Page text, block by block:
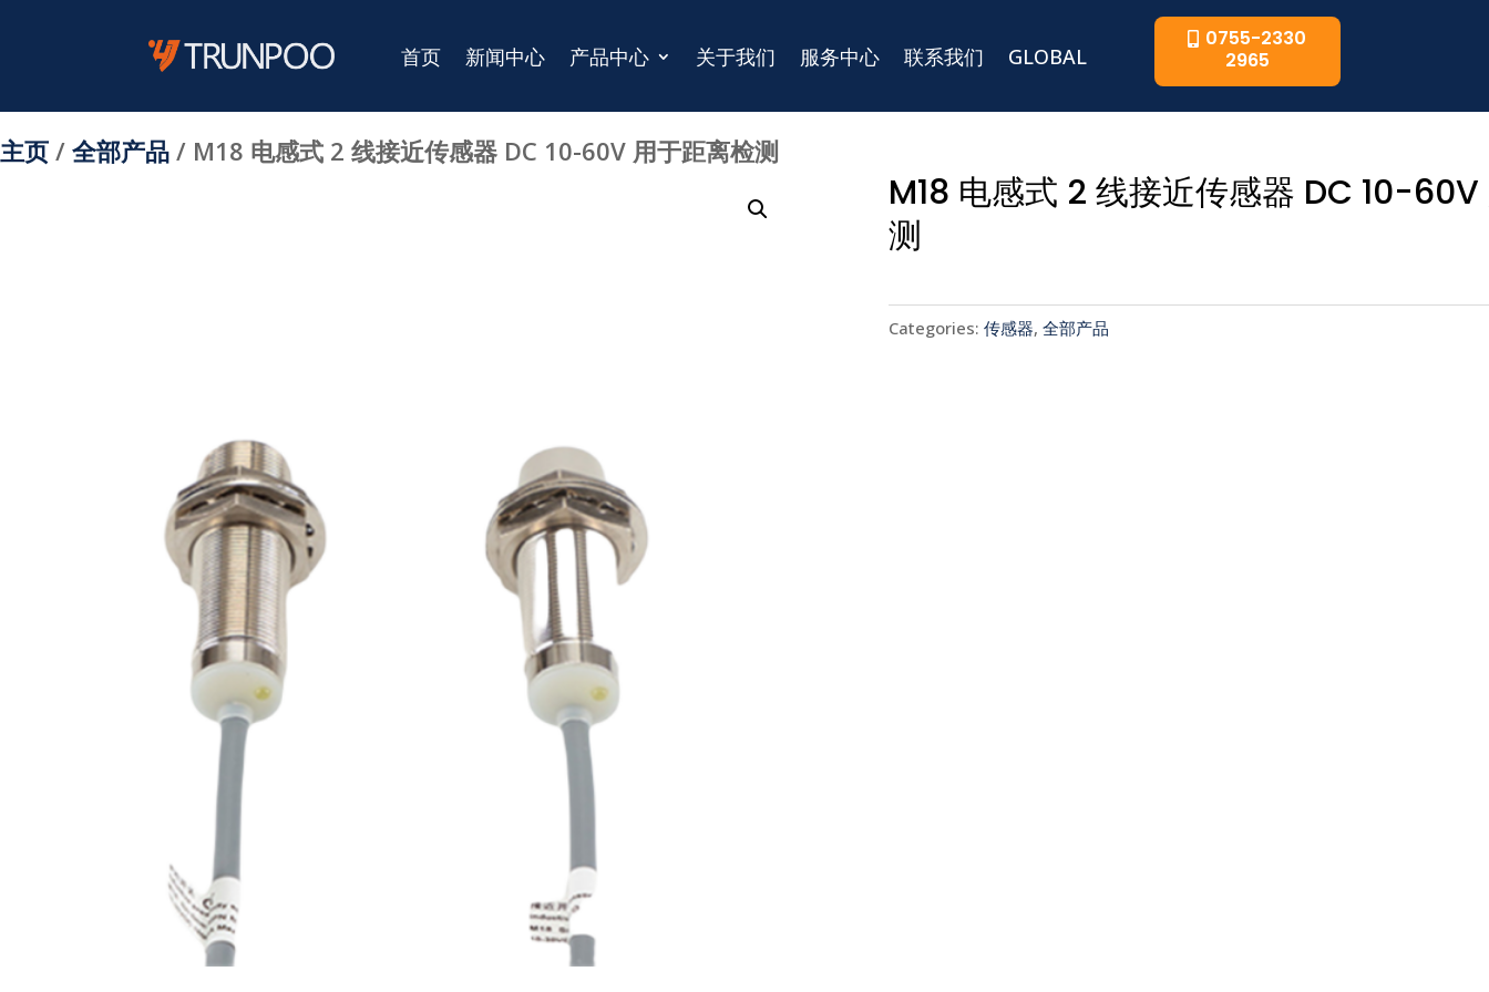
首页 新闻中心 产品中心 关于我们 服务中心 联系我们 GLOBAL
0755-2330
2965
主页 / 全部产品 / M18 电感式 2 线接近传感器 DC 10-60V 用于距离检测
M18 电感式 2 线接近传感器 DC 10-
测
Categories: 传感器, 全部产品